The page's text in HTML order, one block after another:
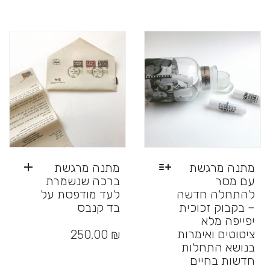
האפשרויות
בעמוד
המוצר
מתנה מרגשת
ברכה שנשמרת
לעד מודפסת על
בד קנבס
250.00 ₪
מתנה מרגשת
עם מסר
להתחלה חדשה
– בקבוק זכוכית
יפייפה מלא
ציטוטים ואימרות
בנושא התחלות
חדשות בחיים